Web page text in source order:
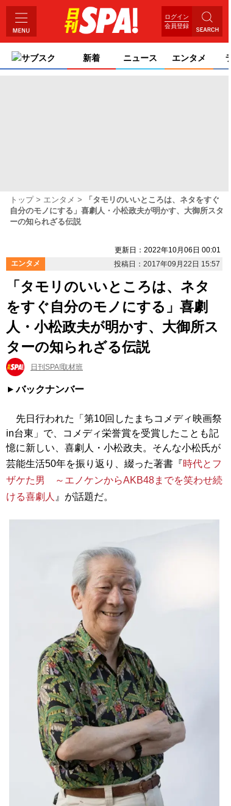
ログイン
会員登録
サブスク 新着 ニュース エンタメ
トップ エンタメ
「タモリのいいところは、ネタをすぐ
自分のモノにする」喜劇人・小松政夫が明かす、大御所スタ
ーの知られざる伝説
更新日：2022年10月06日 00:01
エンタメ
投稿日：2017年09月22日 15:57
「タモリのいいところは、ネタ
をすぐ自分のモノにする」喜劇
人・小松政夫が明かす、大御所ス
ターの知られざる伝説
日刊SPA!取材班
バックナンバー
先日行われた「第10回したまちコメディ映画祭
in台東」で、コメディ栄誉賞を受賞したことも記
憶に新しい、喜劇人・小松政夫。そんな小松氏が
芸能生活50年を振り返り、綴った著書『時代とフ
ザケた男 ～エノケンからAKB48までを笑わせ続
ける喜劇人 』が話題だ。